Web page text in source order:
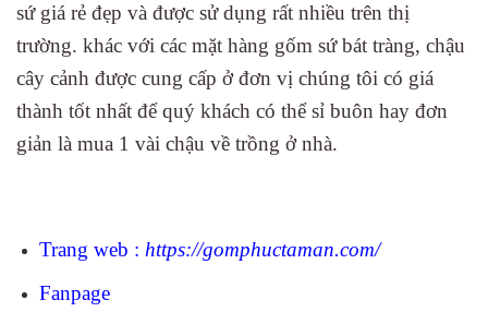
sứ giá rẻ đẹp và được sử dụng rất nhiều trên thị
trường. khác với các mặt hàng gốm sứ bát tràng, chậu
cây cảnh được cung cấp ở đơn vị chúng tôi có giá
thành tốt nhất để quý khách có thể sỉ buôn hay đơn
giản là mua 1 vài chậu về trồng ở nhà.
Trang web : https://gomphuctaman.com/
Fanpage